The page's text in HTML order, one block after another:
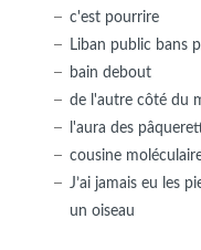
c'est pourrire
Liban public bans
bain debout
de l'autre côté du
l'aura des
cousine
J’ai jamais eu les
un oiseau